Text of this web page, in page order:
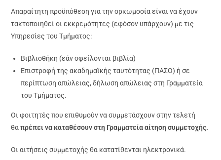
Απαραίτητη προϋπόθεση για την ορκωμοσία είναι να έχουν
τακτοποιηθεί οι εκκρεμότητες (εφόσον υπάρχουν) με τις
Υπηρεσίες του Τμήματος:
Βιβλιοθήκη (εάν οφείλονται βιβλία)
Επιστροφή της ακαδημαϊκής ταυτότητας (ΠΑΣΟ) ή σε
περίπτωση απώλειας, δήλωση απώλειας στη Γραμματεία
του Τμήματος.
Οι φοιτητές που επιθυμούν να συμμετάσχουν στην τελετή
θαπρέπει να καταθέσουν στη Γραμματεία αίτηση συμμετοχής.
Οι αιτήσεις συμμετοχής θα κατατίθενται ηλεκτρονικά.